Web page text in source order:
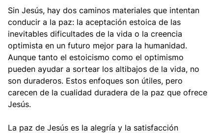
Sin Jesús, hay dos caminos materiales que intentan
conducir a la paz: la aceptación estoica de las
inevitables dificultades de la vida o la creencia
optimista en un futuro mejor para la humanidad.
Aunque tanto el estoicismo como el optimismo
pueden ayudar a sortear los altibajos de la vida, no
son duraderos. Estos enfoques son útiles, pero
carecen de la cualidad duradera de la paz que ofrece
Jesús.
La paz de Jesús es la alegría y la satisfacción